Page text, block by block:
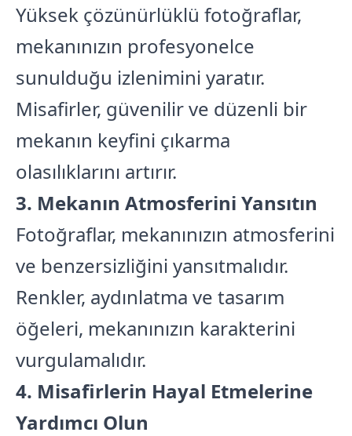
Yüksek çözünürlüklü fotoğraflar,
mekanınızın profesyonelce
sunulduğu izlenimini yaratır.
Misafirler, güvenilir ve düzenli bir
mekanın keyfini çıkarma
olasılıklarını artırır.
3. Mekanın Atmosferini Yansıtın
Fotoğraflar, mekanınızın atmosferini
ve benzersizliğini yansıtmalıdır.
Renkler, aydınlatma ve tasarım
öğeleri, mekanınızın karakterini
vurgulamalıdır.
4. Misafirlerin Hayal Etmelerine
Yardımcı Olun